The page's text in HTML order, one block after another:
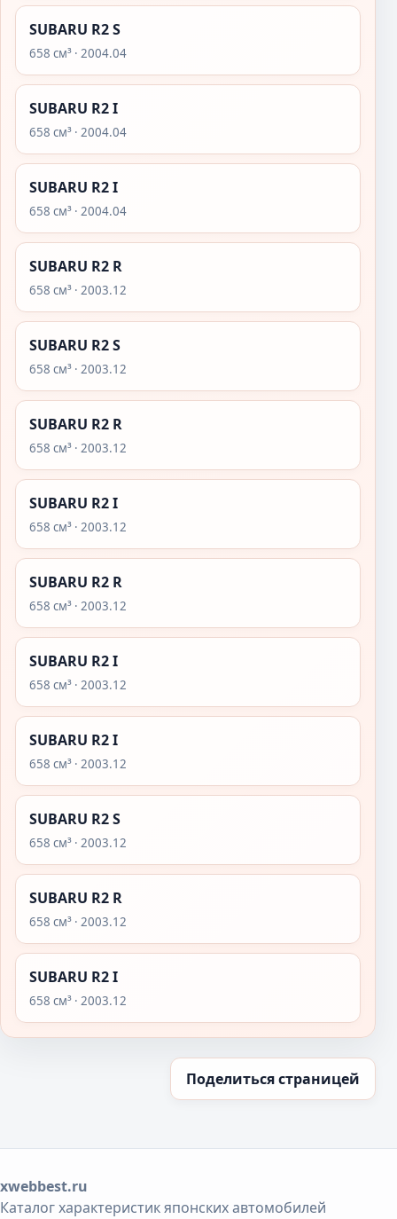
SUBARU R2 S
658 см³ · 2004.04
SUBARU R2 I
658 см³ · 2004.04
SUBARU R2 I
658 см³ · 2004.04
SUBARU R2 R
658 см³ · 2003.12
SUBARU R2 S
658 см³ · 2003.12
SUBARU R2 R
658 см³ · 2003.12
SUBARU R2 I
658 см³ · 2003.12
SUBARU R2 R
658 см³ · 2003.12
SUBARU R2 I
658 см³ · 2003.12
SUBARU R2 I
658 см³ · 2003.12
SUBARU R2 S
658 см³ · 2003.12
SUBARU R2 R
658 см³ · 2003.12
SUBARU R2 I
658 см³ · 2003.12
Поделиться страницей
xwebbest.ru
Каталог характеристик японских автомобилей